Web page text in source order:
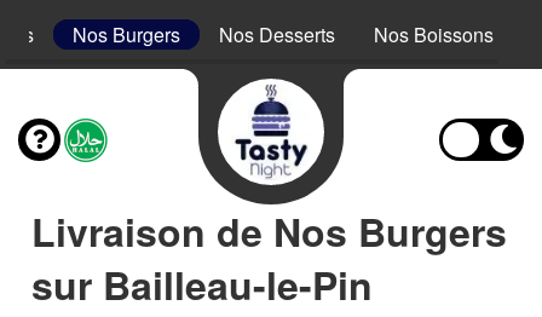
Nos Burgers Nos Desserts Nos Boissons
Livraison de Nos Burgers
sur Bailleau-le-Pin